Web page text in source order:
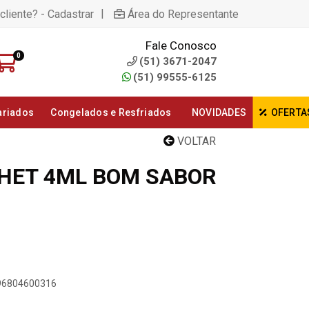
- Cadastrar | Área do Representante
0
Fale Conosco
(51) 3671-2047
(51) 99555-6125
Congelados e Resfriados NOVIDADES
VOLTAR
4ML BOM SABOR